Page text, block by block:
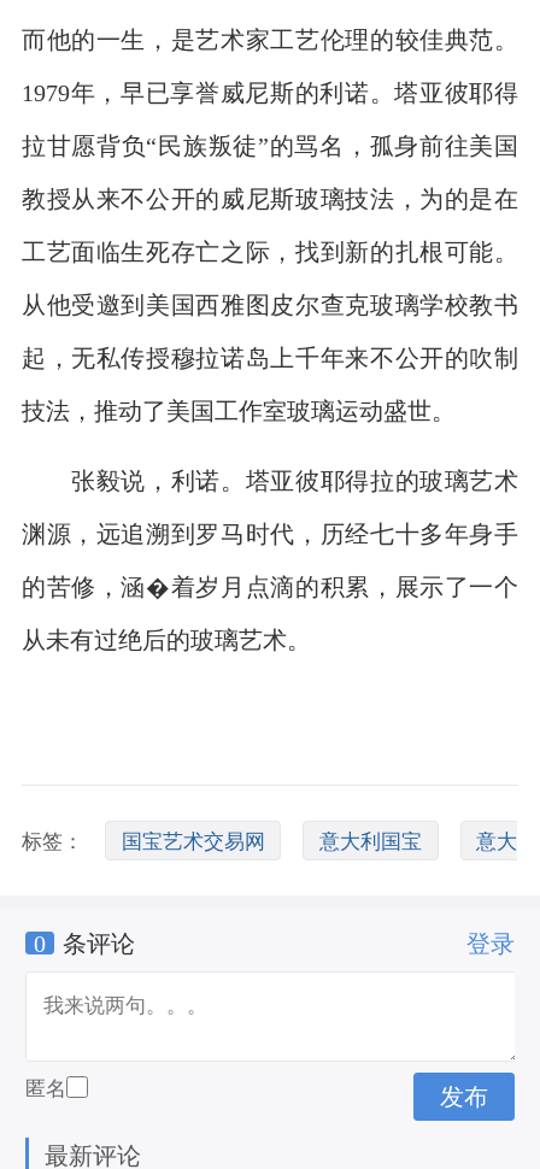
而他的一生，是艺术家工艺伦理的较佳典范。
1979年，早已享誉威尼斯的利诺。塔亚彼耶得
拉甘愿背负“民族叛徒”的骂名，孤身前往美国
教授从来不公开的威尼斯玻璃技法，为的是在
工艺面临生死存亡之际，找到新的扎根可能。
从他受邀到美国西雅图皮尔查克玻璃学校教书
起，无私传授穆拉诺岛上千年来不公开的吹制
技法，推动了美国工作室玻璃运动盛世。
张毅说，利诺。塔亚彼耶得拉的玻璃艺术
渊源，远追溯到罗马时代，历经七十多年身手
的苦修，涵�着岁月点滴的积累，展示了一个
从未有过绝后的玻璃艺术。
标签： 国宝艺术交易网 意大利国宝 意大
利国宝动物
0 条评论 登录
匿名
最新评论